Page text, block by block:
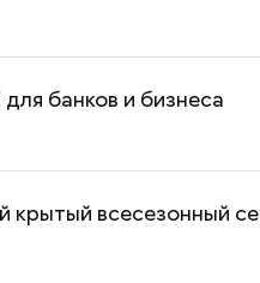
банков и бизнеса
крытый всесезонный